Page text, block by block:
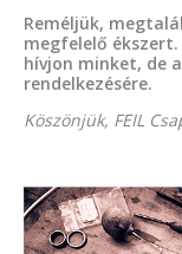
Reméljük,
megfelelő
hívjon minket, de
rendelkezésére.
Köszönjük, FEIL